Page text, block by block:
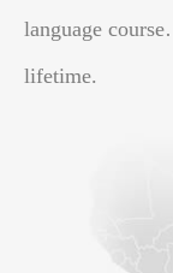
language
lifetime.